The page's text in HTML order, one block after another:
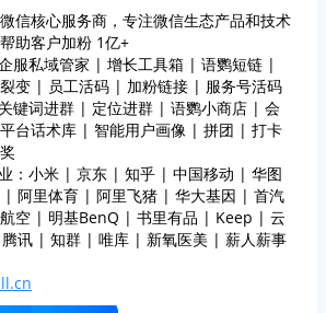
信核心服务商，专注微信生态产品和技术
助客户加粉 1亿+
服私域管家 | 增长工具箱 | 语鹦短链 |
变 | 员工活码 | 加粉链接 | 服务号活码
键词进群 | 定位进群 | 语鹦小商店 | 会
台话术库 | 智能用户画像 | 拼团 | 打卡
：小米 | 京东 | 知乎 | 中国移动 | 华图
| 阿里体育 | 阿里飞猪 | 华大基因 | 首汽
空 | 明基BenQ | 书里有品 | Keep | 云
讯 | 知群 | 唯库 | 新氧医美 | 薪人薪事